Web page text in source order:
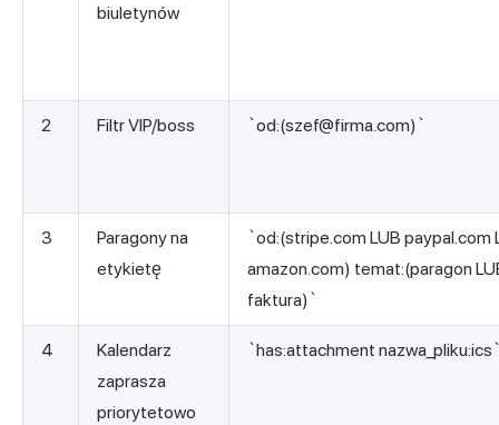
biuletynów
2 Filtr VIP/boss `od:(szef@firma.com)`
3
Paragony na
etykietę
`od:(stripe.com LUB paypal.com
amazon.com) temat:(paragon
faktura)`
4
Kalendarz
zaprasza
priorytetowo
`has:attachment